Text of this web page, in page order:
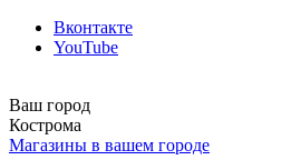
Вконтакте
YouTube
Ваш город
Кострома
Магазины в вашем городе